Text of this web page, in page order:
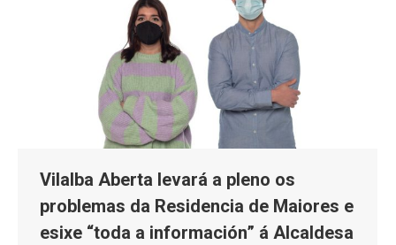
Vilalba Aberta levará a pleno os
problemas da Residencia de Maiores e
esixe “toda a información” á Alcaldesa